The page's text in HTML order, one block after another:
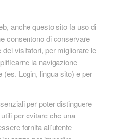
anche questo sito fa uso di
consentono di conservare
visitatori, per migliorare le
la navigazione
(es. Login, lingua sito) e per
per poter distinguere
per evitare che una
fornita all’utente